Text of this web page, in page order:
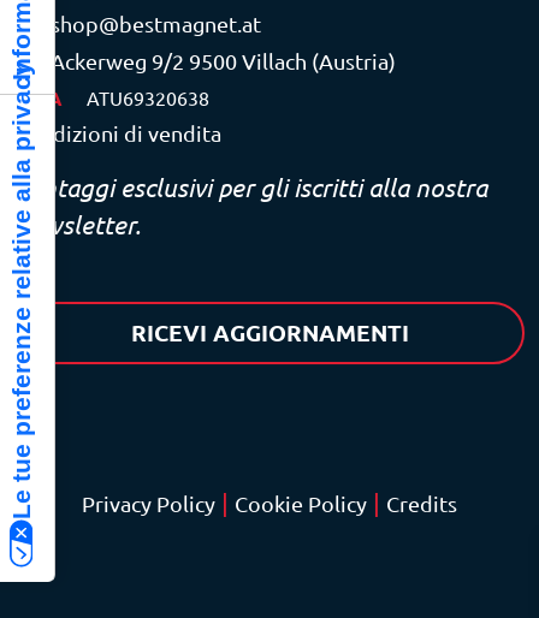
shop@bestmagnet.at
Ackerweg 9/2 9500 Villach (Austria)
P.IVA ATU69320638
Condizioni di vendita
Vantaggi esclusivi per gli iscritti alla nostra
newsletter.
RICEVI AGGIORNAMENTI
Privacy Policy Cookie Policy Credits
Le tue preferenze relative alla privacy